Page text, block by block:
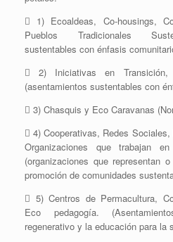
 1) Ecoaldeas, Co-housings,
Pueblos Tradicionales
sustentables con énfasis
 2) Iniciativas en Transición,
(asentamientos sustentables con
 3) Chasquis y Eco Caravanas
 4) Cooperativas, Redes
Organizaciones que trabajan
(organizaciones que representan
promoción de comunidades
 5) Centros de Permacultura,
Eco pedagogía.
regenerativo y la educación para la